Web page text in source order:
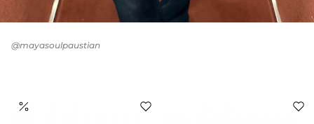
@mayasoulpaustian